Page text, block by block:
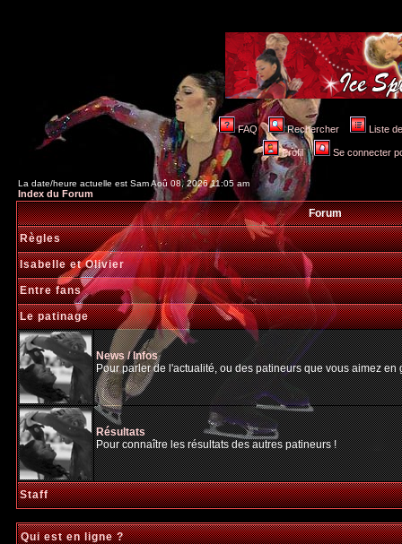
FAQ Rechercher Liste
Profil Se connecter
La date/heure actuelle est Sam Aoû 08, 2026 11:05 am
Index du Forum
Forum
Règles
Isabelle et Olivier
Entre fans
Le patinage
News / Infos
Pour parler de l'actualité, ou des patineurs que vous aimez
Résultats
Pour connaître les résultats des autres patineurs !
Staff
Qui est en ligne ?